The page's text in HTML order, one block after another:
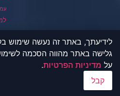
הלוואה 600 אלף שקל
פתיחת חשבון בנק לבעלי אזרחות
הלוואה חוץ בנקאית בהוראת קבע
גלישה באתר מהווה הסכמה
על מדיניות הפרטיות.
קבל